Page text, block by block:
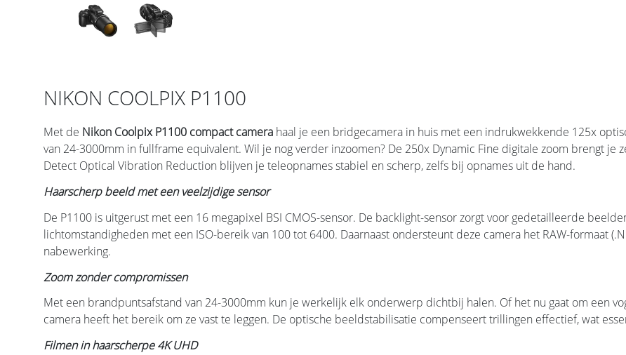
NIKON COOLPIX P1100
Met de Nikon Coolpix P1100 compact camera haal je een bridgecamera in huis met een indrukwekkende 125x
van 24-3000mm in fullframe equivalent. Wil je nog verder inzoomen? De 250x Dynamic Fine digitale zoom brengt je
Detect Optical Vibration Reduction blijven je teleopnames stabiel en scherp, zelfs bij opnames uit de hand.
Haarscherp beeld met een veelzijdige sensor
De P1100 is uitgerust met een 16 megapixel BSI CMOS-sensor. De backlight-sensor zorgt voor gedetailleerde
lichtomstandigheden met een ISO-bereik van 100 tot 6400. Daarnaast ondersteunt deze camera het RAW-formaat
nabewerking.
Zoom zonder compromissen
Met een brandpuntsafstand van 24-3000mm kun je werkelijk elk onderwerp dichtbij halen. Of het nu gaat om een
camera heeft het bereik om ze vast te leggen. De optische beeldstabilisatie compenseert trillingen effectief, wat
Filmen in haarscherpe 4K UHD